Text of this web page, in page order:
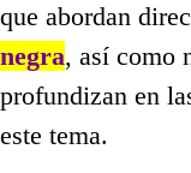
que abordan
negra, así como
profundizan en
este tema.